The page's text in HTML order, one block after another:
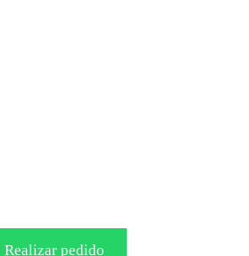
Realizar pedido